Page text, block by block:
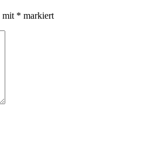
mit * markiert